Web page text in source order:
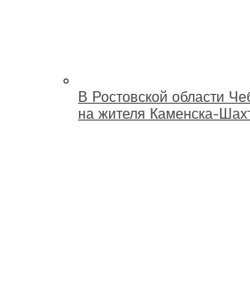
В Ростовской области
на жителя Каменска-